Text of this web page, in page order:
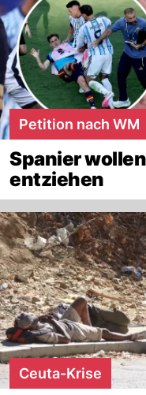
Petition nach WM
Spanier
entziehen
Ceuta-Krise